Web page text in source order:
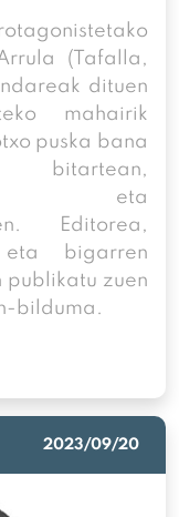
(Tafalla,
dituen
mahairik
puska bana
eta
Editorea,
bigarren
zuen
bilduma.
2023/09/20